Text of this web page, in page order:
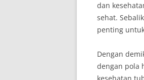
dan
sehat.
penting
Dengan
dengan pola